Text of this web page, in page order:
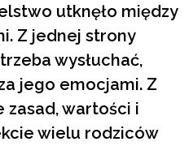
utknęło między
Z jednej strony
wysłuchać,
jego emocjami. Z
zasad, wartości i
wielu rodziców